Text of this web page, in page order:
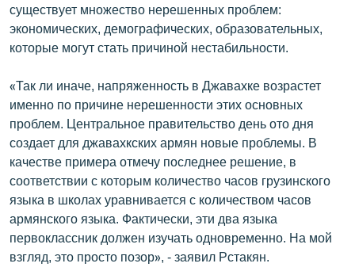
существует множество нерешенных проблем:
экономических, демографических, образовательных,
которые могут стать причиной нестабильности.
«Так ли иначе, напряженность в Джавахке возрастет
именно по причине нерешенности этих основных
проблем. Центральное правительство день ото дня
создает для джавахкских армян новые проблемы. В
качестве примера отмечу последнее решение, в
соответствии с которым количество часов грузинского
языка в школах уравнивается с количеством часов
армянского языка. Фактически, эти два языка
первоклассник должен изучать одновременно. На мой
взгляд, это просто позор», - заявил Рстакян.